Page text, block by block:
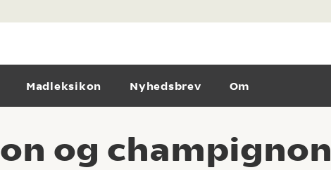
Madleksikon Nyhedsbrev Om
og champignon